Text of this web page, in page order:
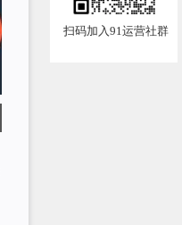
扫码加入91运营社群